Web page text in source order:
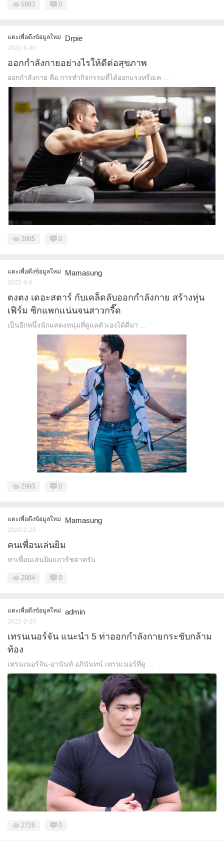
5993 0
แตะเพื่อดึงข้อมูลใหม่ Drpie
2022-9-30
ออกกำลังกายอย่างไรให้ดีต่อสุขภาพ
ออกกำลังกาย คือ การทำกิจกรรมที่ได้ออกแรงหรือเค ...
2885 0
แตะเพื่อดึงข้อมูลใหม่ Mamasung
2022-4-6
ตงตง เดอะสตาร์ กับเคล็ดลับออกกำลังกาย สร้างหุ่น
เฟิร์ม ซิกแพกแน่นจนสาวกรี๊ด
เป็นอีกหนึ่งนักแสดงหนุ่มที่ดูแลตัวเองได้ดีมา ...
2993 0
แตะเพื่อดึงข้อมูลใหม่ Mamasung
2022-2-25
คนเพื่อนเล่นยิม
หาเพื่อนเล่นยิมแถวรัชดาครับ
2984 0
แตะเพื่อดึงข้อมูลใหม่ admin
2022-2-20
เทรนเนอร์จัน แนะนำ 5 ท่าออกกำลังกายกระชับกล้าม
ท้อง
เทรนเนอร์จัน-อานันท์ อภินันทน์ เทรนเนอร์ที่ดู ...
2728 0